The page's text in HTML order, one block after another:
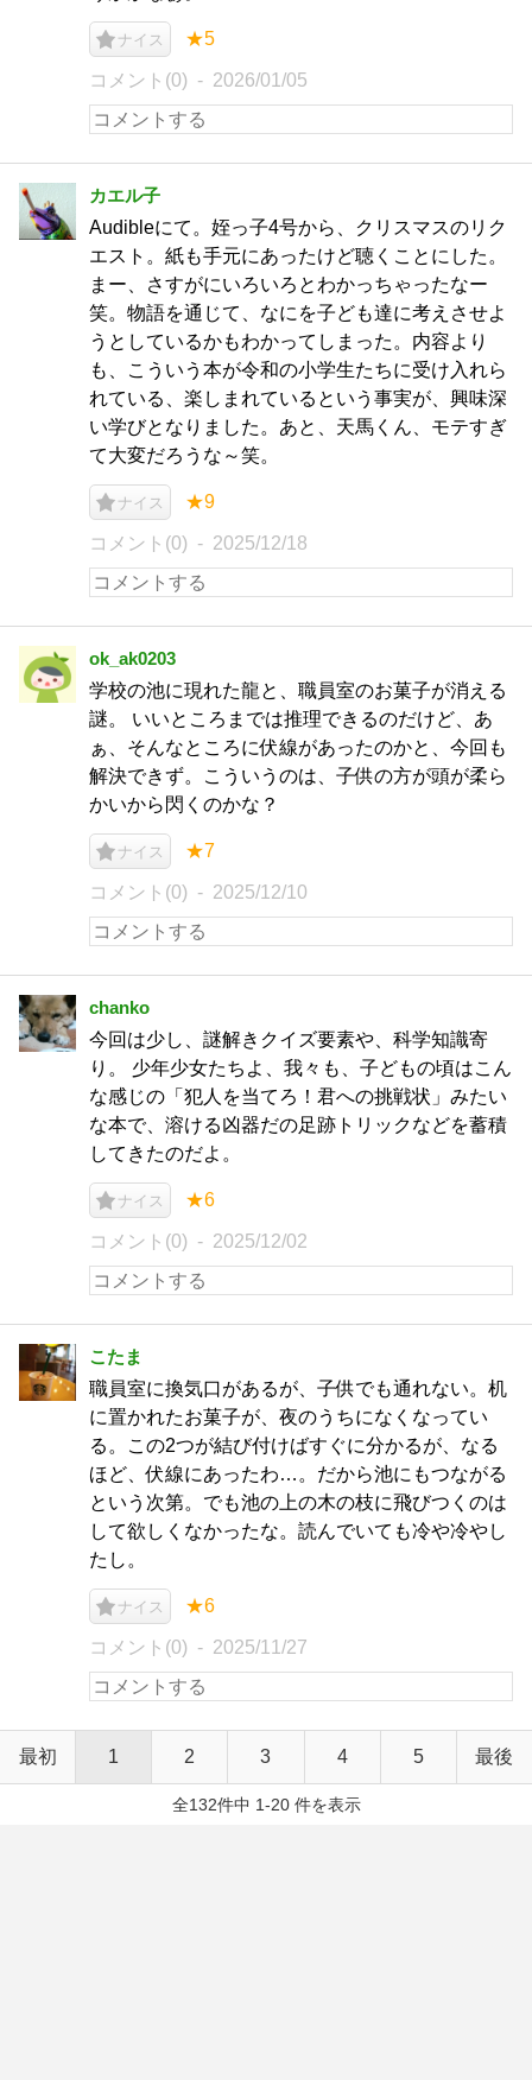
ナイス ★5
コメント(0) 2026/01/05
カエル子
Audibleにて。姪っ子4号から、クリスマスのリク
エスト。紙も手元にあったけど聴くことにした。
まー、さすがにいろいろとわかっちゃったなー
笑。物語を通じて、なにを子ども達に考えさせよ
うとしているかもわかってしまった。内容より
も、こういう本が令和の小学生たちに受け入れら
れている、楽しまれているという事実が、興味深
い学びとなりました。あと、天馬くん、モテすぎ
て大変だろうな～笑。
ナイス ★9
コメント(0) 2025/12/18
ok_ak0203
学校の池に現れた龍と、職員室のお菓子が消える
謎。 いいところまでは推理できるのだけど、あ
ぁ、そんなところに伏線があったのかと、今回も
解決できず。こういうのは、子供の方が頭が柔ら
かいから閃くのかな？
ナイス ★7
コメント(0) 2025/12/10
chanko
今回は少し、謎解きクイズ要素や、科学知識寄
り。 少年少女たちよ、我々も、子どもの頃はこん
な感じの「犯人を当てろ！君への挑戦状」みたい
な本で、溶ける凶器だの足跡トリックなどを蓄積
してきたのだよ。
ナイス ★6
コメント(0) 2025/12/02
こたま
職員室に換気口があるが、子供でも通れない。机
に置かれたお菓子が、夜のうちになくなってい
る。この2つが結び付けばすぐに分かるが、なる
ほど、伏線にあったわ…。だから池にもつながる
という次第。でも池の上の木の枝に飛びつくのは
して欲しくなかったな。読んでいても冷や冷やし
たし。
ナイス ★6
コメント(0) 2025/11/27
最初 1 2 3 4 5 最後
全132件中 1-20 件を表示